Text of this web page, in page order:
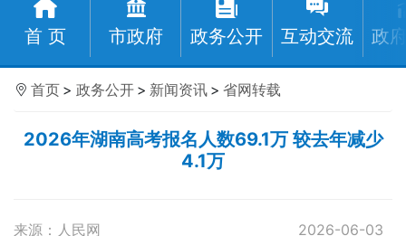
首 页 市政府 政务公开 互动交流 政
首页 > 政务公开 > 新闻资讯 > 省网转载
2026年湖南高考报名人数69.1万 较去年减少
4.1万
来源：人民网 2026-06-03